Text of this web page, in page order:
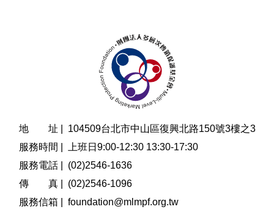
地 址 |
104509台北市中山區復興北路150號3樓之3
服務時間 |
上班日9:00-12:30 13:30-17:30
服務電話 |
(02)2546-1636
傳 真 |
(02)2546-1096
服務信箱 |
foundation@mlmpf.org.tw